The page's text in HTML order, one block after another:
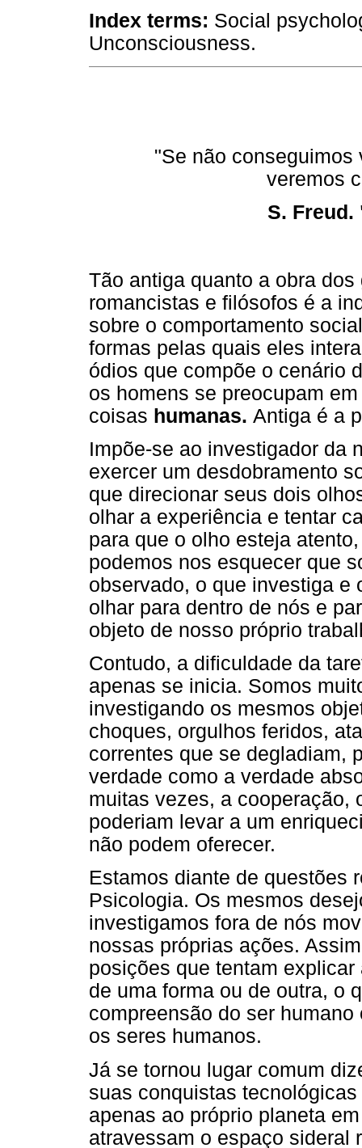
Index terms: Social
Unconsciousness.
"Se não
veremos
S.
Tão antiga quanto a obra
romancistas e filósofos é a
sobre o comportamento
formas pelas quais eles
ódios que compõe o cenário
os homens se preocupam
coisas humanas. Antiga é a
Impõe-se ao investigador da
exercer um desdobramento
que direcionar seus dois
olhar a experiência e tentar
para que o olho esteja
podemos nos esquecer que
observado, o que investiga e
olhar para dentro de nós e
objeto de nosso próprio
Contudo, a dificuldade da
apenas se inicia. Somos
investigando os mesmos
choques, orgulhos feridos,
correntes que se degladiam,
verdade como a verdade
muitas vezes, a cooperação,
poderiam levar a um
não podem oferecer.
Estamos diante de questões
Psicologia. Os mesmos
investigamos fora de nós
nossas próprias ações.
posições que tentam
de uma forma ou de outra, o
compreensão do ser
os seres humanos.
Já se tornou lugar comum
suas conquistas
apenas ao próprio planeta
atravessam o espaço sideral